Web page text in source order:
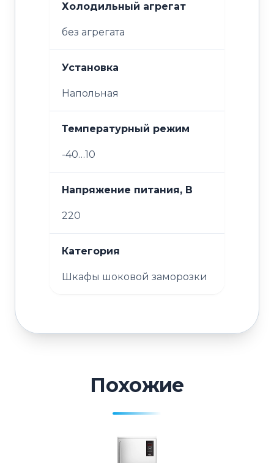
Холодильный агрегат
без агрегата
Установка
Напольная
Температурный режим
-40…10
Напряжение питания, В
220
Категория
Шкафы шоковой заморозки
Похожие